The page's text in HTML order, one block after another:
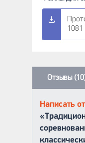
1081
Отзывы
Написать